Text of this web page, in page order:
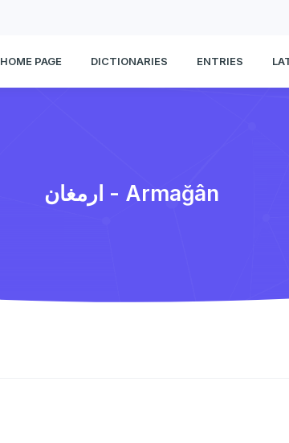
HOME PAGE DICTIONARIES ENTRIES
ارمغان - Armağân